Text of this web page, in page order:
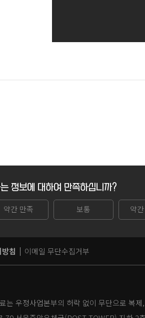
정보에 대하여 만족하십니까?
약간 만족 보통 약
침 이메일 무단수집거부
는 우정사업본부의 허락 없이 무단으로 복